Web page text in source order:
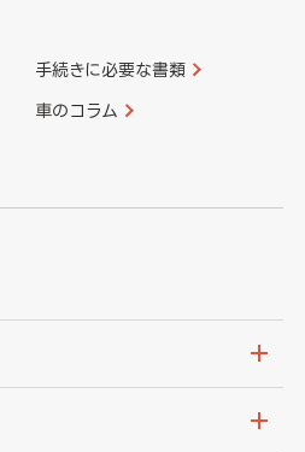
手続きに必要な書類
車のコラム